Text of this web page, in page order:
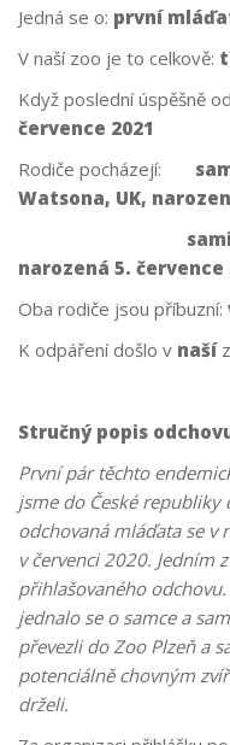
Jedná se o: první
V naší zoo je to celkově:
Když poslední úspěšně
července 2021
Rodiče pocházejí:
Watsona, UK,
samice z
narozená 5. července
Oba rodiče jsou příbuzní:
K odpáření došlo v naší
Stručný popis
První pár těchto
jsme do České
odchovaná mláďata se v
v červenci 2020. Jedním
přihlašovaného
jednalo se o samce a
převezli do Zoo Plzeň a
potenciálně chovným
drželi.